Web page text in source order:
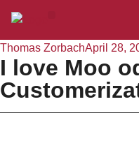
Thomas ZorbachApril 28,
I love Moo